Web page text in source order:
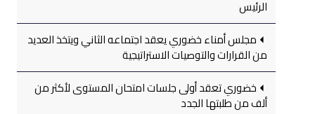
الرئيس
مجلس أمناء خضوري يعقد اجتماعه الثاني ويتخذ العديد
من القرارات والتوصيات الاستراتيجية
خضوري تعقد أولى جلسات امتحان المستوى لأكثر من
ألف من طلبتها الجدد